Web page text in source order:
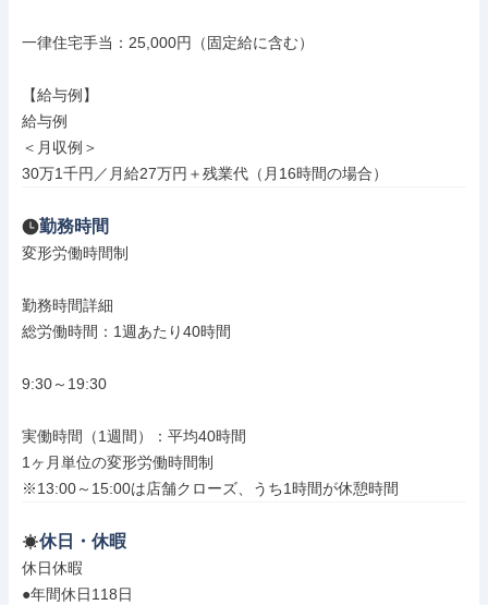
一律住宅手当：25,000円（固定給に含む）
【給与例】
給与例
＜月収例＞
30万1千円／月給27万円＋残業代（月16時間の場合）
勤務時間
変形労働時間制
勤務時間詳細
総労働時間：1週あたり40時間
9:30～19:30
実働時間（1週間）：平均40時間
1ヶ月単位の変形労働時間制
※13:00～15:00は店舗クローズ、うち1時間が休憩時間
休日・休暇
休日休暇
●年間休日118日